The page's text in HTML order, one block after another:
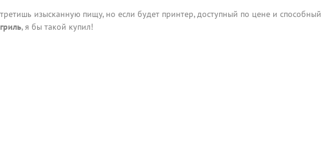
изысканную пищу, но если будет принтер, доступный по цене и способный
, я бы такой купил!